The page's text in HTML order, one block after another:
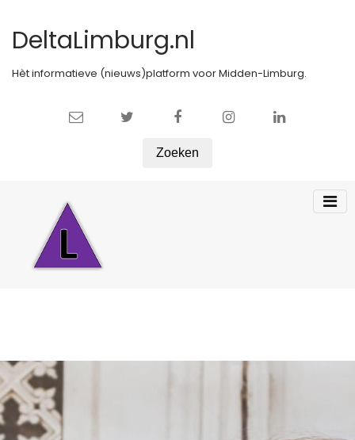
DeltaLimburg.nl
Hèt informatieve (nieuws)platform voor Midden-Limburg.
Zoeken